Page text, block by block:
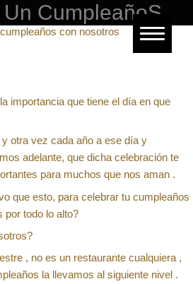
CumpleañoS
con nosotros
importancia que tiene el día en que
otra vez cada año a ese día y
adelante, que dicha celebración te
para muchos que nos aman .
que esto, para celebrar tu cumpleaños
por todo lo alto?
, no es un restaurante cualquiera ,
la llevamos al siguiente nivel .
EMPRESA